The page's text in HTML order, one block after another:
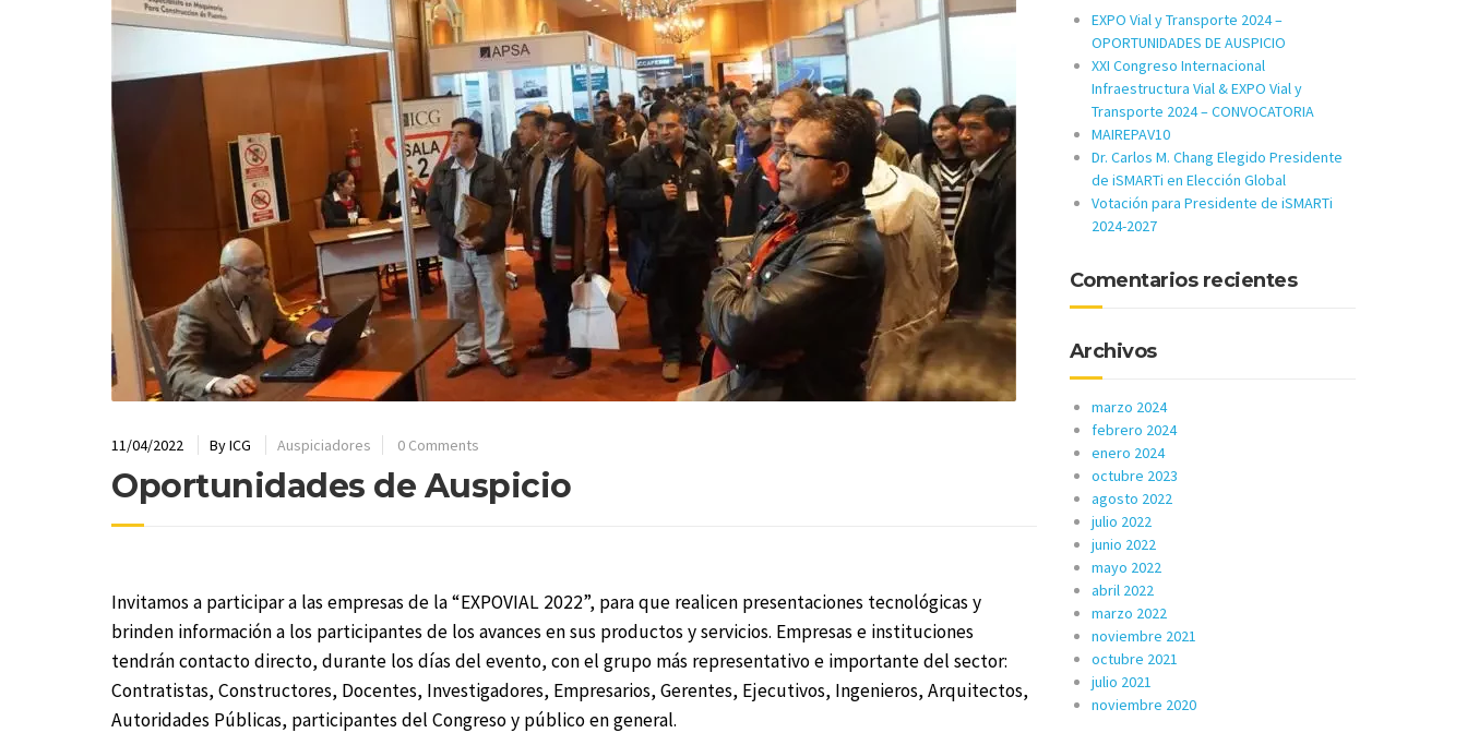
11/04/2022 ByICG Auspiciadores 0 Comments
Oportunidades de Auspicio
Invitamos a participar a las empresas de la “EXPOVIAL 2022”, para que realicen presentaciones tecnológicas y
brinden información a los participantes de los avances en sus productos y servicios. Empresas e instituciones
tendrán contacto directo, durante los días del evento, con el grupo más representativo e importante del sector:
Contratistas, Constructores, Docentes, Investigadores, Empresarios, Gerentes, Ejecutivos, Ingenieros, Arquitectos,
Autoridades Públicas, participantes del Congreso y público en general.
EXPO Vial y Transporte 2024 –
OPORTUNIDADES DE AUSPICIO
XXI Congreso Internacional
Infraestructura Vial & EXPO Vial y
Transporte 2024 – CONVOCATORIA
MAIREPAV10
Dr. Carlos M. Chang Elegido Presidente
de iSMARTi en Elección Global
Votación para Presidente de iSMARTi
2024-2027
Comentarios recientes
Archivos
marzo 2024
febrero 2024
enero 2024
octubre 2023
agosto 2022
julio 2022
junio 2022
mayo 2022
abril 2022
marzo 2022
noviembre 2021
octubre 2021
julio 2021
noviembre 2020